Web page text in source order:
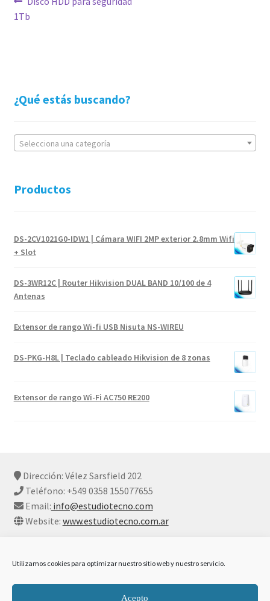
Utilizamos cookies para optimizar nuestro sitio web y nuestro servicio.
Acepto
de
1Tb
¿Qué estás buscando?
Selecciona una categoría
Productos
DS-2CV1021G0-IDW1 | Cámara WIFI 2MP exterior 2.8mm Wifi
+ Slot
DS-3WR12C | Router Hikvision DUAL BAND 10/100 de 4
Antenas
Extensor de rango Wi-fi USB Nisuta NS-WIREU
DS-PKG-H8L | Teclado cableado Hikvision de 8 zonas
Extensor de rango Wi-Fi AC750 RE200
Dirección: Vélez Sarsfield 202
Teléfono: +549 0358 155077655
Email: info@estudiotecno.com
Website: www.estudiotecno.com.ar